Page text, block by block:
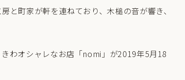
と町家が軒を連ねており、木槌の音が響き、
わオシャレなお店「nomi」が2019年5月18